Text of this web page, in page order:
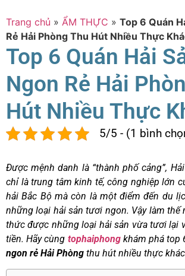
Trang chủ » ẨM THỰC » Top 6 Quán
Rẻ Hải Phòng Thu Hút Nhiều Thực
Top 6 Quán Hải
Ngon Rẻ Hải
Hút Nhiều Thực
5/5 - (1 bình
Được mệnh danh là “thành phố cảng”,
chỉ là trung tâm kinh tế, công nghiệp lớn
hải Bắc Bộ mà còn là một điểm đến du
những loại hải sản tươi ngon. Vậy làm thế
thức được những loại hải sản vừa tươi lại
tiền. Hãy cùng tophaiphongkhám phá top
ngon rẻ Hải Phòng thu hút nhiều thực